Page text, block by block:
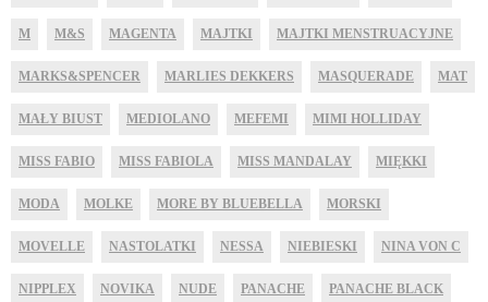
M M&S MAGENTA MAJTKI MAJTKI MENSTRUACYJNE
MARKS&SPENCER MARLIES DEKKERS MASQUERADE MAT
MAŁY BIUST MEDIOLANO MEFEMI MIMI HOLLIDAY
MISS FABIO MISS FABIOLA MISS MANDALAY MIĘKKI
MODA MOLKE MORE BY BLUEBELLA MORSKI
MOVELLE NASTOLATKI NESSA NIEBIESKI NINA VON C
NIPPLEX NOVIKA NUDE PANACHE PANACHE BLACK